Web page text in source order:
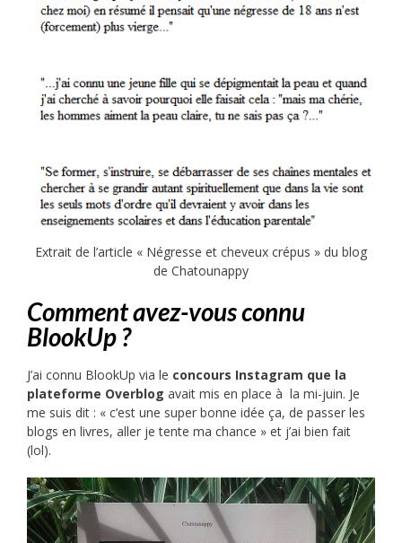
Extrait de l’article « Négresse et cheveux crépus » du blog
de Chatounappy
Comment avez-vous connu
BlookUp ?
J’ai connu BlookUp via le concours Instagram que la
plateforme Overblog avait mis en place à la mi-juin. Je
me suis dit : « c’est une super bonne idée ça, de passer les
blogs en livres, aller je tente ma chance » et j’ai bien fait
(lol).